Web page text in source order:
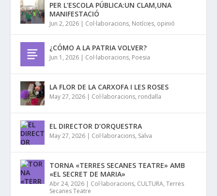
PER L’ESCOLA PÚBLICA:UN CLAM,UNA
MANIFESTACIÓ
Jun 2, 2026 | Col·laboracions, Notícies, opinió
¿CÓMO A LA PATRIA VOLVER?
Jun 1, 2026 | Col·laboracions, Poesia
LA FLOR DE LA CARXOFA I LES ROSES
May 27, 2026 | Col·laboracions, rondalla
EL DIRECTOR D’ORQUESTRA
May 27, 2026 | Col·laboracions, Salva
TORNA «TERRES SECANES TEATRE» AMB
«EL SECRET DE MARIA»
Abr 24, 2026 | Col·laboracions, CULTURA,Terres
Secanes Teatre